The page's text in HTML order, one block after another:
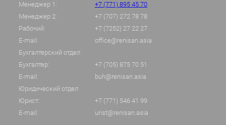
Менеджер 1:
+7 (771) 895 45 70
Менеджер 2:
+7 (707) 272 78 78
Рабочий:
+7 (7252) 27 22 27
E-mail:
office@renisan.asia
Бухгалтерский отдел
Бухгалтер:
+7 (705) 875 70 51
E-mail:
buh@renisan.asia
Юридический отдел
Юрист:
+7 (771) 546 41 99
E-mail:
urist@renisan.asia